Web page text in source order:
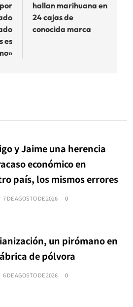
es
hallan marihuana en
24 cajas de
conocida marca
y Jaime una herencia
económico en
país, los mismos errores
7 DE AGOSTO DE 2026 0
un pirómano en
de pólvora
6 DE AGOSTO DE 2026 0